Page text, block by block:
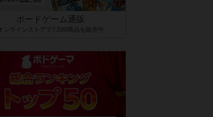
ボードゲーム通販
オンラインストアで7,500商品を販売中